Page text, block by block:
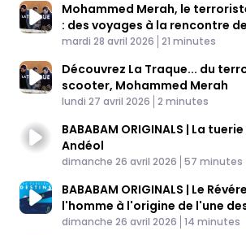
Mohammed Merah, le
: des voyages à la rencontre
(1/4)
Published At
mardi 28 avril 2026 Time
21 minutes
Découvrez La Traque... du terroriste au
scooter, Mohammed Merah
Published At
lundi 27 avril 2026 Time
2 minutes
BABABAM ORIGINALS | La
Andéol
Published At
dimanche 26 avril 2026 Time
57 minutes
BABABAM ORIGINALS | Le
l'homme à l'origine de l'une
plus influentes du monde
Published At
dimanche 26 avril 2026 Time
14 minutes